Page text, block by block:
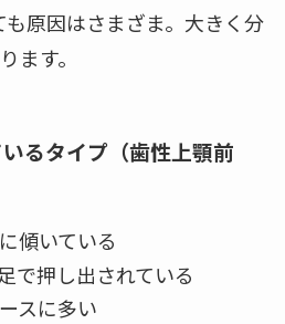
原因はさまざま。大きく分
ます。
るタイプ（歯性上顎前
傾いている
で押し出されている
スに多い